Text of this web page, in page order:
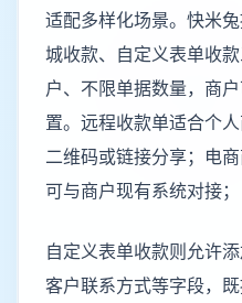
适配多样化场景。快米
城收款、自定义表单收
户、不限单据数量，商
置。远程收款单适合个
二维码或链接分享；电
可与商户现有系统对接；
自定义表单收款则允许
客户联系方式等字段，